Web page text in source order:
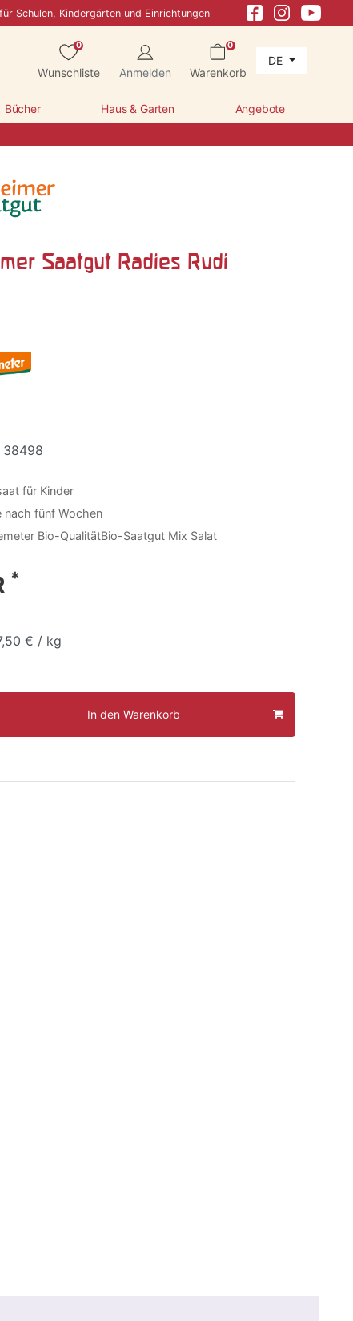
Schulen, Kindergärten und Einrichtungen
0
Wunschliste Anmelden
0
Warenkorb
DE
Bücher Haus & Garten Angebote
Saatgut Radies Rudi
38498
für Kinder
nach fünf Wochen
Bio-QualitätBio-Saatgut Mix Salat
*
€ / kg
In den Warenkorb